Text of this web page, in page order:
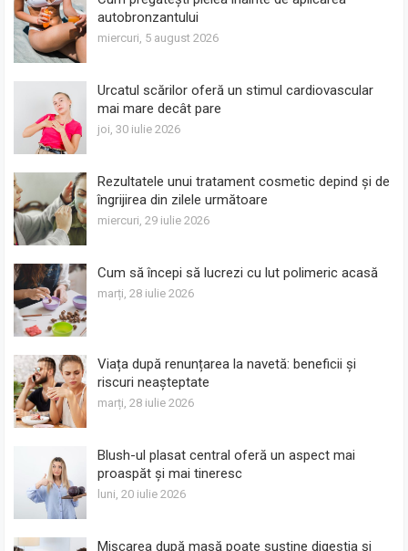
autobronzantului
miercuri, 5 august 2026
Urcatul scărilor oferă un stimul cardiovascular
mai mare decât pare
joi, 30 iulie 2026
Rezultatele unui tratament cosmetic depind și de
îngrijirea din zilele următoare
miercuri, 29 iulie 2026
Cum să începi să lucrezi cu lut polimeric acasă
marți, 28 iulie 2026
Viața după renunțarea la navetă: beneficii și
riscuri neașteptate
marți, 28 iulie 2026
Blush-ul plasat central oferă un aspect mai
proaspăt și mai tineresc
luni, 20 iulie 2026
Mișcarea după masă poate susține digestia și